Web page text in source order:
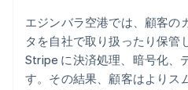
エジンバラ空港では、顧客の
タを自社で取り扱ったり保管
Stripe に決済処理、暗号化、
す。その結果、顧客はよりス